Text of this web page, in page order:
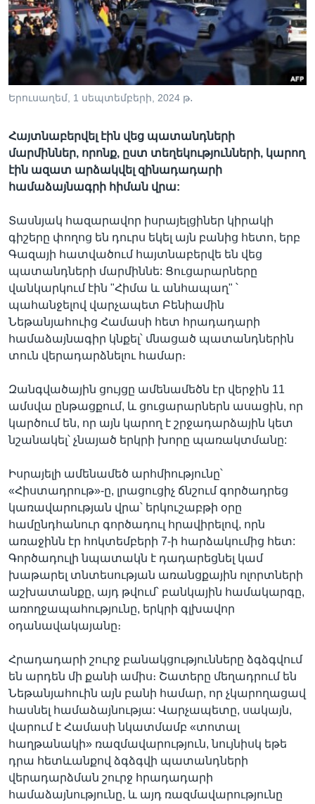
Լեզուներ
Երուսաղեմ, 1 սեպտեմբերի, 2024 թ․
Հայտնաբերվել էին վեց պատանդների
մարմիններ, որոնք, ըստ տեղեկությունների, կարող
էին ազատ արձակվել զինադադարի
համաձայնագրի հիման վրա:
Տասնյակ հազարավոր իսրայելցիներ կիրակի
գիշերը փողոց են դուրս եկել այն բանից հետո, երբ
Գազայի հատվածում հայտնաբերվե են վեց
պատանդների մարմիննե: Ցուցարարները
վանկարկում էին "Հիմա և անհապաղ" ՝
պահանջելով վարչապետ Բենիամին
Նեթանյահուից Համասի հետ հրադադարի
համաձայնագիր կնքել՝ մնացած պատանդներին
տուն վերադարձնելու համար։
Զանգվածային ցույցը ամենամեծն էր վերջին 11
ամսվա ընթացքում, և ցուցարարներն ասացին, որ
կարծում են, որ այն կարող է շրջադարձային կետ
նշանակել՝ չնայած երկրի խորը պառակտմանը:
Իսրայելի ամենամեծ արհմիությունը՝
«Հիստադրութ»-ը, լրացուցիչ ճնշում գործադրեց
կառավարության վրա՝ երկուշաբթի օրը
համընդհանուր գործադուլ հրավիրելով, որն
առաջինն էր հոկտեմբերի 7-ի հարձակումից հետ:
Գործադուլի նպատակն է դադարեցնել կամ
խաթարել տնտեսության առանցքային ոլորտների
աշխատանքը, այդ թվում՝ բանկային համակարգը,
առողջապահությունը, երկրի գլխավոր
օդանավակայանը։
Հրադադարի շուրջ բանակցությունները ձգձգվում
են արդեն մի քանի ամիս։ Շատերը մեղադրում են
Նեթանյահուին այն բանի համար, որ չկարողացավ
հասնել համաձայնությա: Վարչապետը, սակայն,
վարում է Համասի նկատմամբ «տոտալ
հաղթանակի» ռազմավարություն, նույնիսկ եթե
դրա հետևանքով ձգձգվի պատանդների
վերադարձման շուրջ հրադադարի
համաձայնությունը, և այդ ռազմավարությունը